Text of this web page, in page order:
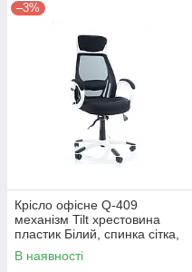
–3%
Крісло офісне Q-409
механізм Tilt хрестовина
пластик Білий, спинка сітка,
сидіння тканина Чорна
(Signal ТМ)
В наявності